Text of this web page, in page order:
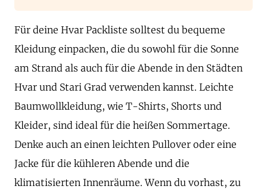
Für deine Hvar Packliste solltest du bequeme
Kleidung einpacken, die du sowohl für die Sonne
am Strand als auch für die Abende in den Städten
Hvar und Stari Grad verwenden kannst. Leichte
Baumwollkleidung, wie T-Shirts, Shorts und
Kleider, sind ideal für die heißen Sommertage.
Denke auch an einen leichten Pullover oder eine
Jacke für die kühleren Abende und die
klimatisierten Innenräume. Wenn du vorhast, zu